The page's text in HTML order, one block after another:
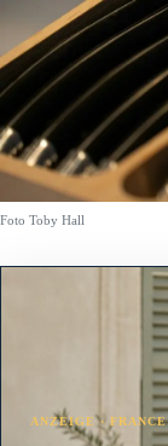
Foto Toby Hall
ANZEIGE ·